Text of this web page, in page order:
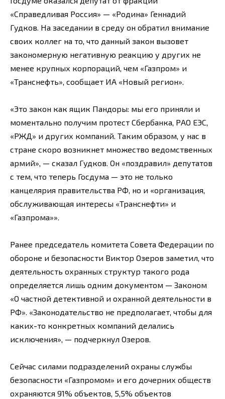
«Справедливая Россия» — «Родина» Геннадий
Гудков. На заседании в среду он обратил внимание
своих коллег на то, что данный закон вызовет
закономерную негативную реакцию у других не
менее крупных корпораций, чем «Газпром» и
«Транснефть», сообщает ИА «Новый регион».
«Это закон как ящик Пандоры: мы его приняли и
моментально получим протест Сбербанка, РАО ЕЭС,
«РЖД» и других компаний. Таким образом, у нас в
стране скоро возникнет множество ведомственных
армий», — сказал Гудков. Он «поздравил» депутатов
с тем, что теперь Госдума — это не только
канцелярия правительства РФ, но и «организация,
обслуживающая интересы «Транснефти» и
«Газпрома»».
Ранее председатель комитета Совета Федерации по
обороне и безопасности Виктор Озеров заметил, что
деятельность охранных структур такого рода
определяется лишь одним документом — Законом
«О частной детективной и охранной деятельности в
РФ». «Законодательство не предполагает, чтобы для
каких-то конкретных компаний делались
исключения», — подчеркнул Озеров.
Сейчас силами подразделений охраны службы
безопасности «Газпромом» и его дочерних обществ
охраняются 91% объектов, 5,5% объектов